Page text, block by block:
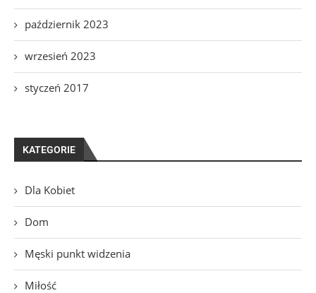
październik 2023
wrzesień 2023
styczeń 2017
KATEGORIE
Dla Kobiet
Dom
Męski punkt widzenia
Miłość